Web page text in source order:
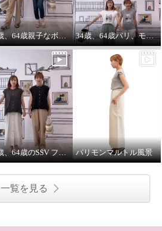
34歳、64歳親子なボーダーコーデstyle^_^ 34歳、64歳パリ、モンマルトルの階段プリントカットソーを着る。
36歳、64歳のSSV フレンチスリーブシャツはジレにもなります。 パリモンマルトル風景
一覧を見る